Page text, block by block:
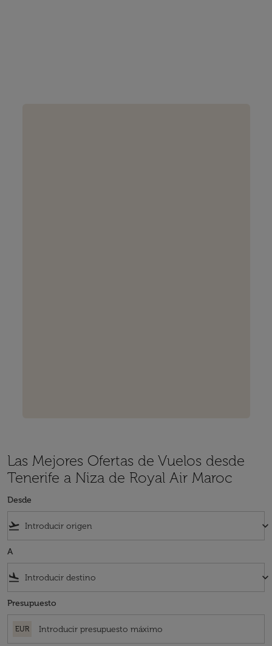
Las Mejores Ofertas de Vuelos desde
Tenerife a Niza de Royal Air Maroc
Desde
flight_takeoff keyboard_arrow_down
A
flight_land keyboard_arrow_down
Presupuesto
EUR